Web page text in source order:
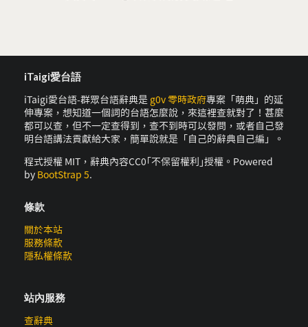
iTaigi愛台語
iTaigi愛台語-群眾台語辭典是 g0v 零時政府專案「萌典」的延
伸專案，想知道一個詞的台語怎麼說，來這裡查就對了！甚麼
都可以查，但不一定查得到，查不到時可以發問，或者自己發
明台語講法貢獻給大家，簡單說就是「自己的辭典自己編」。
程式授權 MIT，辭典內容CC0｢不保留權利｣授權。Powered
by BootStrap 5.
條款
關於本站
服務條款
隱私權條款
站內服務
查辭典